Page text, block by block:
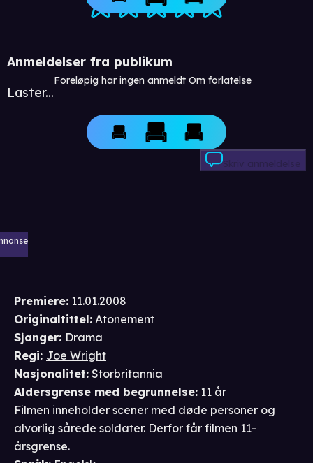
Anmeldelser fra publikum
Laster...
Foreløpig har ingen anmeldt Om forlatelse
Skriv anmeldelse
Premiere: 11.01.2008
Originaltittel: Atonement
Sjanger: Drama
Regi: Joe Wright
Nasjonalitet: Storbritannia
Aldersgrense med begrunnelse: 11 år
Filmen inneholder scener med døde personer og
alvorlig sårede soldater. Derfor får filmen 11-
årsgrense.